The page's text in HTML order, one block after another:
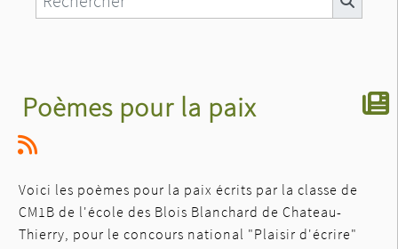
Poèmes pour la paix
Voici les poèmes pour la paix écrits par la classe de
CM1B de l'école des Blois Blanchard de Chateau-
Thierry, pour le concours national "Plaisir d'écrire"